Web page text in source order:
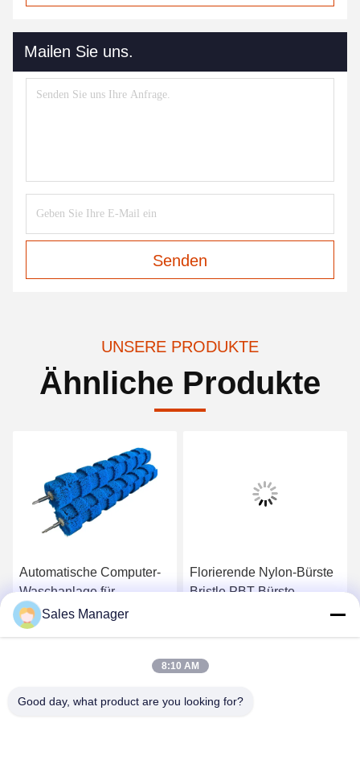
Mailen Sie uns.
Senden
UNSERE PRODUKTE
Ähnliche Produkte
Automatische Computer-
Waschanlage für
Autoreifen, Radnaben-
Bürstenwalze mit
Erhalten Sie besten Preis
Florierende Nylon-Bürste
Bristle PBT-Bürste
Sales Manager
8:10 AM
Good day, what product are you looking for?